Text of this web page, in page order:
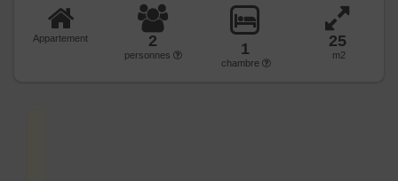
Appartement 2
personnes 1
chambre
25
m2